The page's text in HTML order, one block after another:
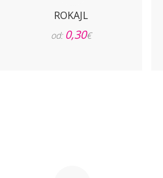
ROKAJL
od: 0,30€